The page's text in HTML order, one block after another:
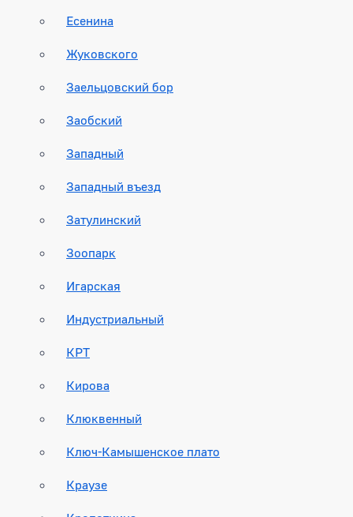
Есенина
Жуковского
Заельцовский бор
Заобский
Западный
Западный въезд
Затулинский
Зоопарк
Игарская
Индустриальный
КРТ
Кирова
Клюквенный
Ключ-Камышенское плато
Краузе